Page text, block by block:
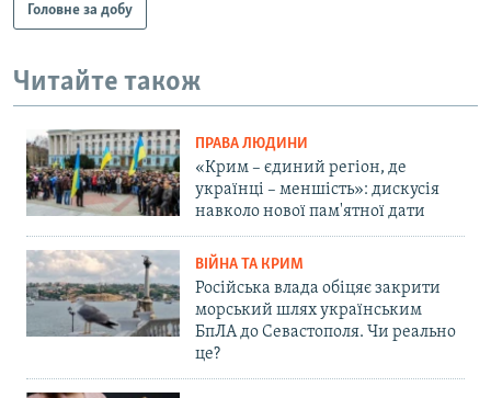
Головне за добу
Читайте також
ПРАВА ЛЮДИНИ
«Крим – єдиний регіон, де
українці – меншість»: дискусія
навколо нової пам'ятної дати
ВІЙНА ТА КРИМ
Російська влада обіцяє закрити
морський шлях українським
БпЛА до Севастополя. Чи реально
це?